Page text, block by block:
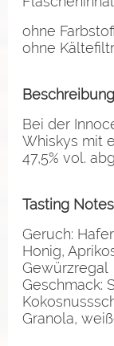
ohne
ohne
Beschreibung
Bei der
Whiskys mit
47,5% vol.
Tasting Notes
Geruch:
Honig,
Gewürzregal
Geschmack:
Granola,